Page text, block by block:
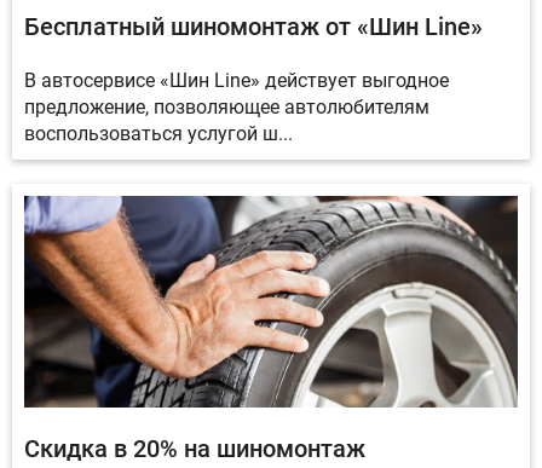
Бесплатный шиномонтаж от «Шин Line»
В автосервисе «Шин Line» действует выгодное
предложение, позволяющее автолюбителям
воспользоваться услугой ш...
Скидка в 20% на шиномонтаж